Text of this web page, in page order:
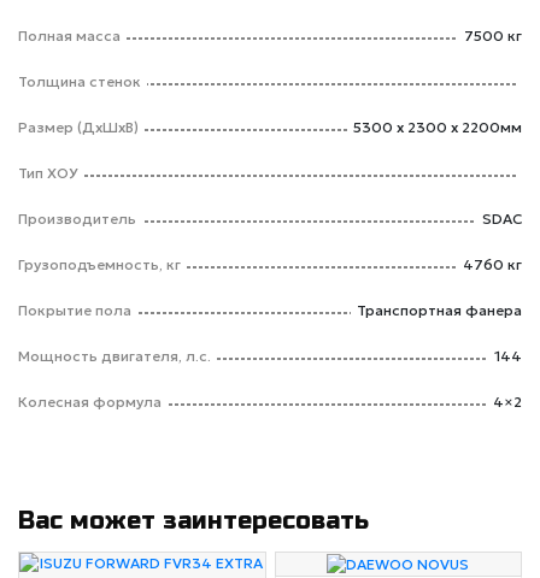
Полная масса 7500 кг
Толщина стенок
Размер (ДхШхВ) 5300 х 2300 х 2200мм
Тип ХОУ
Производитель SDAC
Грузоподъемность, кг 4760 кг
Покрытие пола Транспортная фанера
Мощность двигателя, л.с. 144
Колесная формула 4×2
Вас может заинтересовать